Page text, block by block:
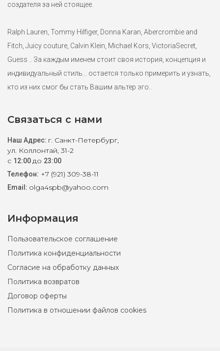
создателя за ней стоящее.
Ralph Lauren, Tommy Hilfiger, Donna Karan, Abercrombie and
Fitch, Juicy couture, Calvin Klein, Michael Kors, VictoriaSecret,
Guess .. За каждым именем стоит своя история, концепция и
индивидуальный стиль... остается только примерить и узнать,
кто из них смог бы стать Вашим альтер эго..
Связаться с нами
Наш Адрес: г. Санкт-Петербург,
ул. Коллонтай, 31-2
с 12:00до 23:00
Телефон: +7 (921) 309-38-11
Email: olga4spb@yahoo.com
Информация
Пользовательское соглашение
Политика конфиденциальности
Согласие на обработку данных
Политика возвратов
Договор оферты
Политика в отношении файлов cookies